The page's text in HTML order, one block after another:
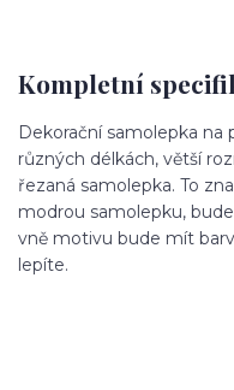
Kompletní
Dekorační samolepka na
různých délkách, větší
řezaná samolepka. To
modrou samolepku,
vně motivu bude mít
lepíte.